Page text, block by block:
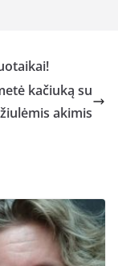
kačiuką su
akimis